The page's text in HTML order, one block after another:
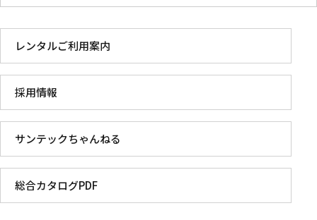
レンタルご利用案内
採用情報
サンテックちゃんねる
総合カタログPDF